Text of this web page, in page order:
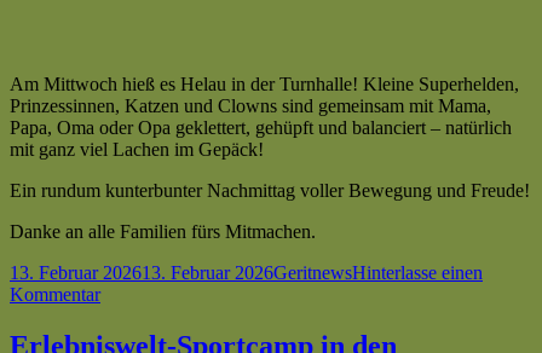
Am Mittwoch hieß es Helau in der Turnhalle! Kleine Superhelden,
Prinzessinnen, Katzen und Clowns sind gemeinsam mit Mama,
Papa, Oma oder Opa geklettert, gehüpft und balanciert – natürlich
mit ganz viel Lachen im Gepäck!
Ein rundum kunterbunter Nachmittag voller Bewegung und Freude!
Danke an alle Familien fürs Mitmachen.
Veröffentlicht
am
13. Februar 202613. Februar 2026Autor
GeritKategorien
newsHinterlasse einen
Kommentarzu
beim
Erlebniswelt-Sportcamp in den